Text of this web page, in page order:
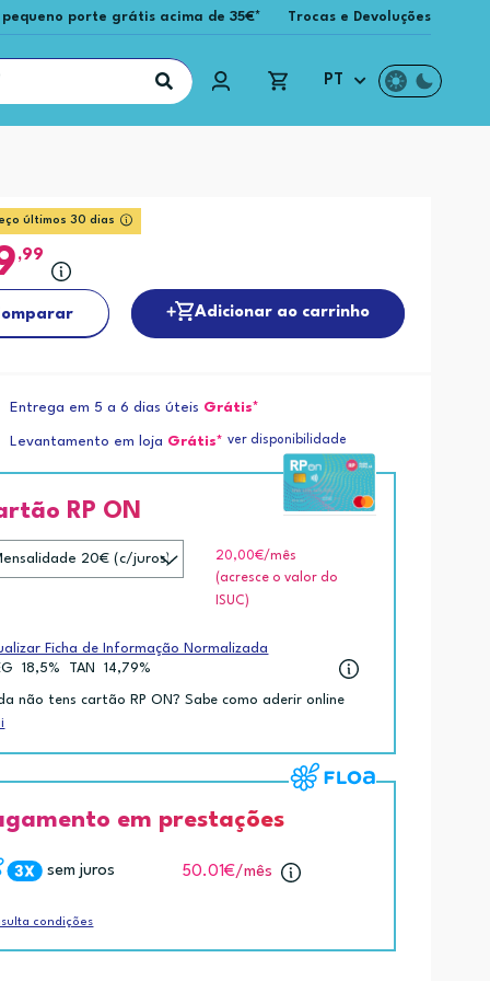
porte grátis acima de 35€* Trocas e Devoluções
PT
últimos 30 dias
,99
Adicionar ao carrinho
Entrega em 5 a 6 dias úteis Grátis*
Levantamento em loja Grátis* ver disponibilidade
RP ON
20,00€/mês
(acresce o valor do
ISUC)
Ficha de Informação Normalizada
18,5% TAN 14,79%
não tens cartão RP ON? Sabe como aderir online
em prestações
sem juros 50.01€/mês
condições